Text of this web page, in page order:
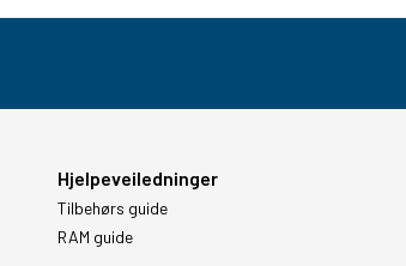
Hjelpeveiledninger
Tilbehørs guide
RAM guide